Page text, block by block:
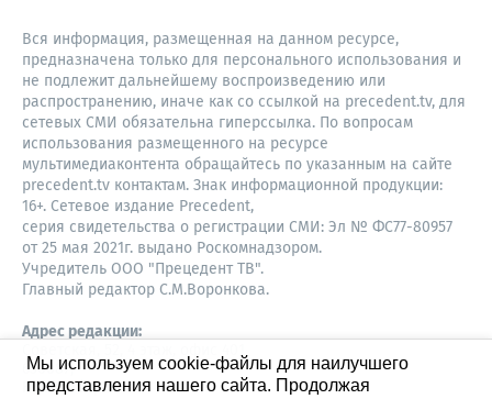
Вся информация, размещенная на данном ресурсе,
предназначена только для персонального использования и
не подлежит дальнейшему воспроизведению или
распространению, иначе как со ссылкой на precedent.tv, для
сетевых СМИ обязательна гиперссылка. По вопросам
использования размещенного на ресурсе
мультимедиаконтента обращайтесь по указанным на сайте
precedent.tv контактам. Знак информационной продукции:
16+. Сетевое издание Precedent,
серия свидетельства о регистрации СМИ: Эл № ФС77-80957
от 25 мая 2021г. выдано Роскомнадзором.
Учредитель ООО "Прецедент ТВ".
Главный редактор С.М.Воронкова.
Адрес редакции:
630087,
Новосибирск
Мы используем cookie-файлы для наилучшего
представления нашего сайта. Продолжая